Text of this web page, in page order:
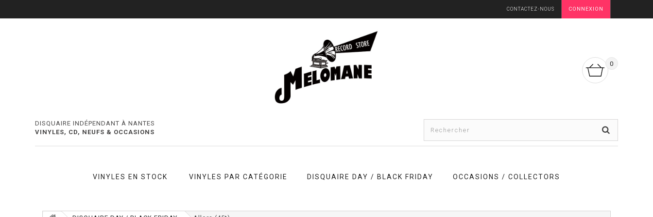
CONNEXION
CONTACTEZ-NOUS
0
DISQUAIRE INDÉPENDANT À NANTES
VINYLES, CD, NEUFS & OCCASIONS
VINYLES EN STOCK VINYLES PAR CATÉGORIE DISQUAIRE DAY / BLACK FRIDAY OCCASIONS / COLLECTORS